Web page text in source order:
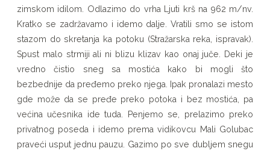
zimskom idilom. Odlazimo do vrha Ljuti krš na 962 m/nv.
Kratko se zadržavamo i idemo dalje. Vratili smo se istom
stazom do skretanja ka potoku (Stražarska reka, ispravak).
Spust malo strmiji ali ni blizu klizav kao onaj juče. Deki je
vredno čistio sneg sa mostića kako bi mogli što
bezbednije da pređemo preko njega. Ipak pronalazi mesto
gde može da se pređe preko potoka i bez mostića, pa
većina učesnika ide tuda. Penjemo se, prelazimo preko
privatnog poseda i idemo prema vidikovcu Mali Golubac
praveći usput jednu pauzu. Gazimo po sve dubljem snegu